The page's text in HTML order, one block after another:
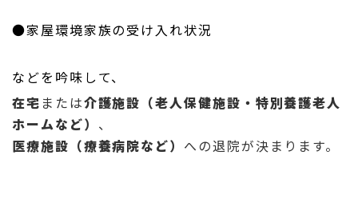
●家屋環境家族の受け入れ状況
などを吟味して、
在宅 または介護施設（老人保健施設・特別養護老人
ホームなど） 、
医療施設（療養病院など） への退院が決まります。